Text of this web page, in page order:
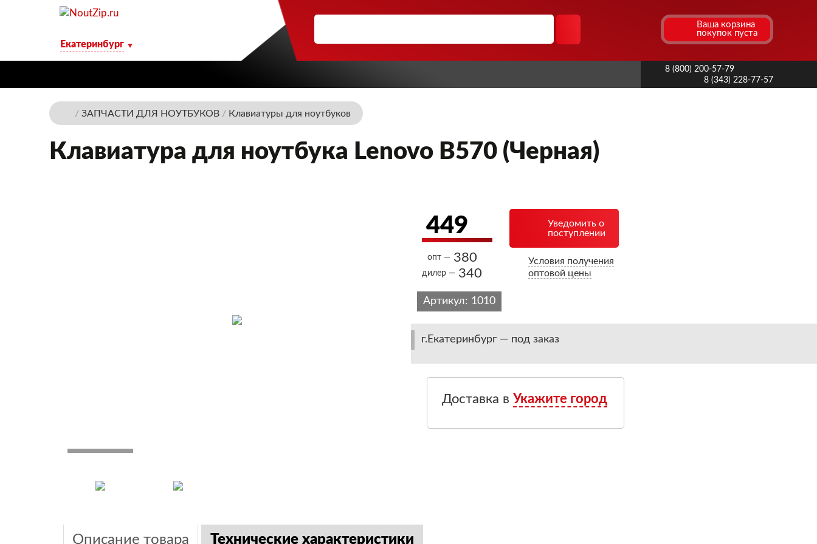
Екатеринбург
Ваша корзина
покупок пуста
8 (800) 200-57-79
8 (343) 228-77-57
/ ЗАПЧАСТИ ДЛЯ НОУТБУКОВ/ Клавиатуры для ноутбуков
Клавиатура для ноутбука Lenovo B570 (Черная)
449
опт — 380
дилер — 340
Уведомить о
поступлении
Условия получения
оптовой цены
Артикул: 1010
г.Екатеринбург — под заказ
Доставка в Укажите город
Описание товара Технические характеристики